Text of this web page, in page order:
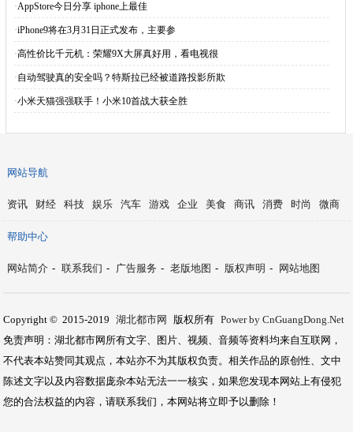
·AppStore今日分享 iphone上最佳
·iPhone9将在3月31日正式发布，主要参
·高性价比千元机：荣耀9X大屏真好用，看电视很
·自动驾驶真的安全吗？特斯拉已经被道路投影所欺
·小米天猫强强联手！小米10首战大获全胜
网站导航
资讯 财经 科技 娱乐 汽车 游戏 企业 美食 商讯 消费 时尚 微商
帮助中心
网站简介 - 联系我们 - 广告服务 - 老版地图 - 版权声明 - 网站地图
Copyright © 2015-2019 湖北都市网 版权所有 Power by CnGuangDong.Net
免责声明：湖北都市网所有文字、图片、视频、音频等资料均来自互联网，
不代表本站赞同其观点，本站亦不为其版权负责。相关作品的原创性、文中
陈述文字以及内容数据庞杂本站无法一一核实，如果您发现本网站上有侵犯
您的合法权益的内容，请联系我们，本网站将立即予以删除！